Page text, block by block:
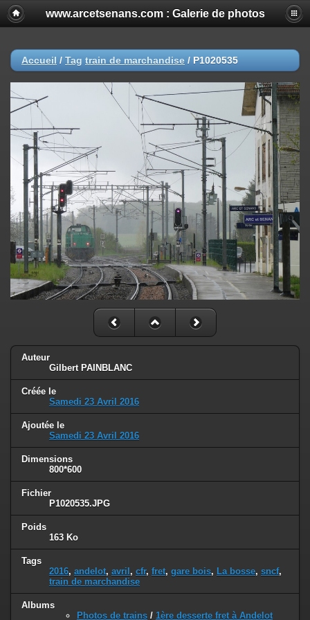
www.arcetsenans.com : Galerie de photos
Accueil / Tag train de marchandise / P1020535
Auteur
Gilbert PAINBLANC
Créée le
Samedi 23 Avril 2016
Ajoutée le
Samedi 23 Avril 2016
Dimensions
800*600
Fichier
P1020535.JPG
Poids
163 Ko
Tags
2016, andelot, avril , cfr, fret, gare bois, La bosse, sncf,
train de marchandise
Albums
Photos de trains / 1ère desserte fret à Andelot